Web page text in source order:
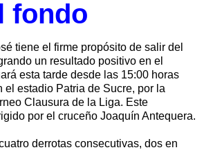
fondo
tiene el firme propósito de salir del
un resultado positivo en el
esta tarde desde las 15:00 horas
el estadio Patria de Sucre, por la
Clausura de la Liga. Este
por el cruceño Joaquín Antequera.
derrotas consecutivas, dos en